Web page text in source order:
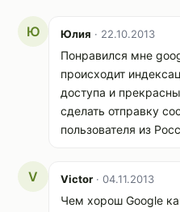
Ю Юлия · 22.10.2013
Понравился мне
происходит
доступа и
сделать отправку
пользователя из
V Victor · 04.11.2013
Чем хорош Google